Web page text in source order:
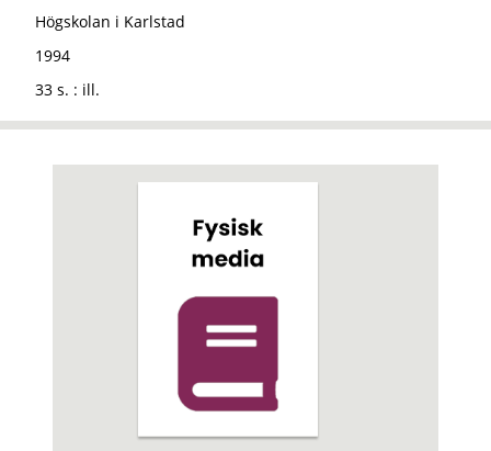
Högskolan i Karlstad
1994
33 s. : ill.